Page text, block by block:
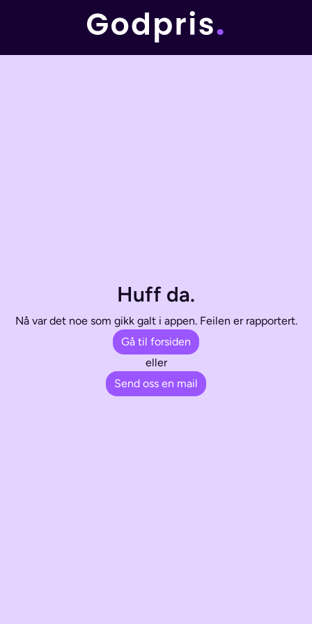
Huff da.
Nå var det noe som gikk galt i appen. Feilen er rapportert.
Gå til forsiden
eller
Send oss en mail